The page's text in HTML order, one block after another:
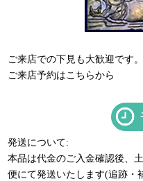
ご来店での下見も大歓迎です。
ご来店予約はこちらから
発送について:
本品は代金のご入金確認後、
便にて発送いたします(追跡・